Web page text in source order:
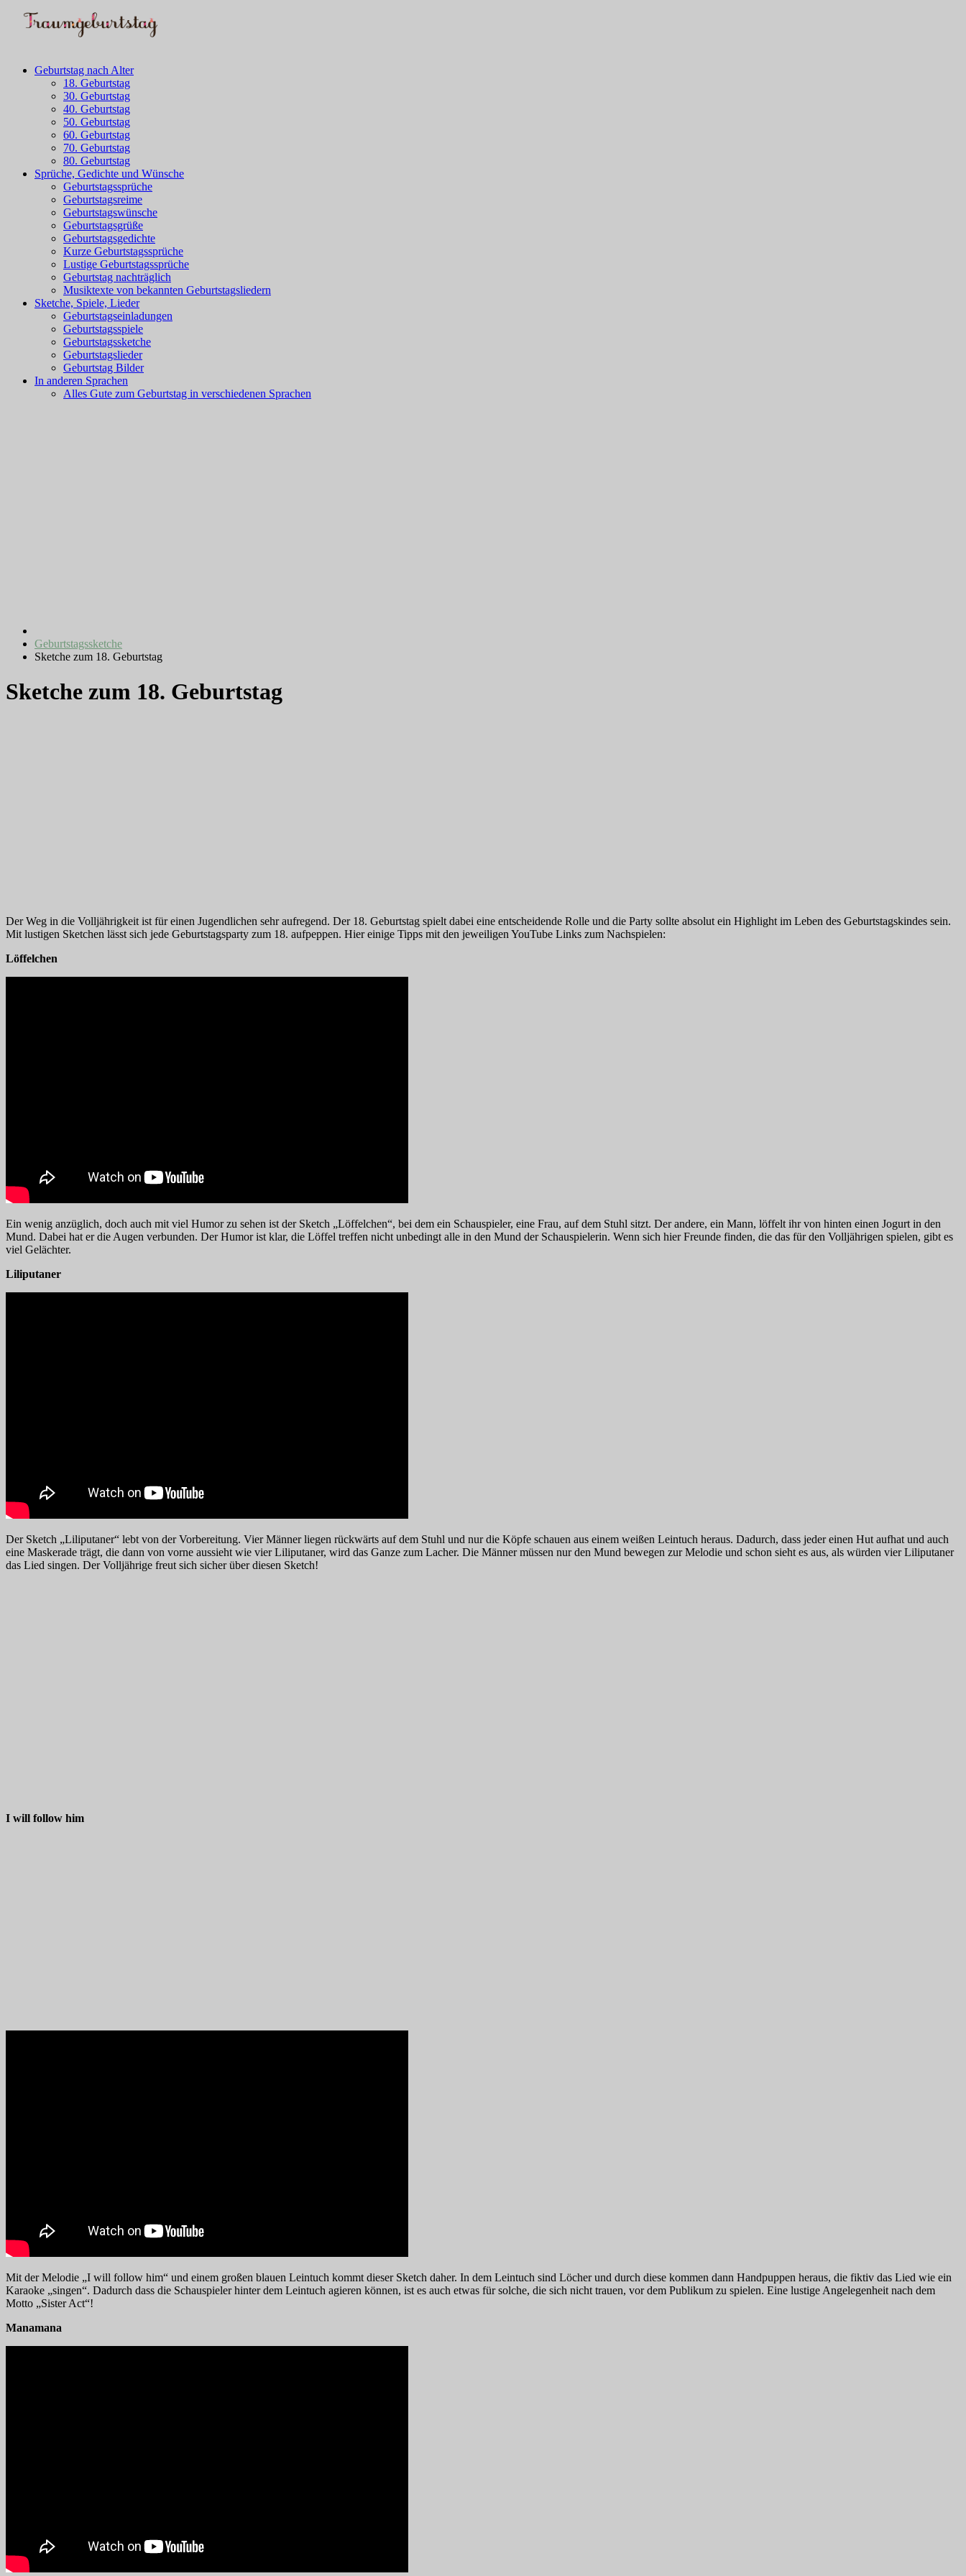
Geburtstag nach Alter
18. Geburtstag
30. Geburtstag
40. Geburtstag
50. Geburtstag
60. Geburtstag
70. Geburtstag
80. Geburtstag
Sprüche, Gedichte und Wünsche
Geburtstagssprüche
Geburtstagsreime
Geburtstagswünsche
Geburtstagsgrüße
Geburtstagsgedichte
Kurze Geburtstagssprüche
Lustige Geburtstagssprüche
Geburtstag nachträglich
Musiktexte von bekannten Geburtstagsliedern
Sketche, Spiele, Lieder
Geburtstagseinladungen
Geburtstagsspiele
Geburtstagssketche
Geburtstagslieder
Geburtstag Bilder
In anderen Sprachen
Alles Gute zum Geburtstag in verschiedenen Sprachen
Geburtstagssketche
Sketche zum 18. Geburtstag
Sketche zum 18. Geburtstag
Der Weg in die Volljährigkeit ist für einen Jugendlichen sehr aufregend. Der 18. Geburtstag spielt dabei eine entscheidende Rolle und die Party sollte absolut ein Highlight im Leben des Geburtstagskindes sein.
Mit lustigen Sketchen lässt sich jede Geburtstagsparty zum 18. aufpeppen. Hier einige Tipps mit den jeweiligen YouTube Links zum Nachspielen:
Löffelchen
Ein wenig anzüglich, doch auch mit viel Humor zu sehen ist der Sketch „Löffelchen“, bei dem ein Schauspieler, eine Frau, auf dem Stuhl sitzt. Der andere, ein Mann, löffelt ihr von hinten einen Jogurt in den
Mund. Dabei hat er die Augen verbunden. Der Humor ist klar, die Löffel treffen nicht unbedingt alle in den Mund der Schauspielerin. Wenn sich hier Freunde finden, die das für den Volljährigen spielen, gibt es
viel Gelächter.
Liliputaner
Der Sketch „Liliputaner“ lebt von der Vorbereitung. Vier Männer liegen rückwärts auf dem Stuhl und nur die Köpfe schauen aus einem weißen Leintuch heraus. Dadurch, dass jeder einen Hut aufhat und auch
eine Maskerade trägt, die dann von vorne aussieht wie vier Liliputaner, wird das Ganze zum Lacher. Die Männer müssen nur den Mund bewegen zur Melodie und schon sieht es aus, als würden vier Liliputaner
das Lied singen. Der Volljährige freut sich sicher über diesen Sketch!
I will follow him
Mit der Melodie „I will follow him“ und einem großen blauen Leintuch kommt dieser Sketch daher. In dem Leintuch sind Löcher und durch diese kommen dann Handpuppen heraus, die fiktiv das Lied wie ein
Karaoke „singen“. Dadurch dass die Schauspieler hinter dem Leintuch agieren können, ist es auch etwas für solche, die sich nicht trauen, vor dem Publikum zu spielen. Eine lustige Angelegenheit nach dem
Motto „Sister Act“!
Manamana